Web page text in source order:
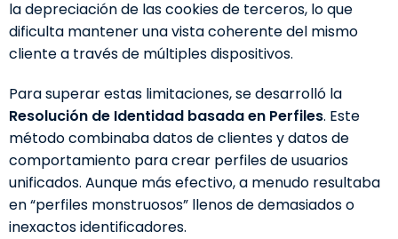
la depreciación de las cookies de terceros, lo que
dificulta mantener una vista coherente del mismo
cliente a través de múltiples dispositivos.
Para superar estas limitaciones, se desarrolló la
Resolución de Identidad basada en Perfiles. Este
método combinaba datos de clientes y datos de
comportamiento para crear perfiles de usuarios
unificados. Aunque más efectivo, a menudo resultaba
en “perfiles monstruosos” llenos de demasiados o
inexactos identificadores.